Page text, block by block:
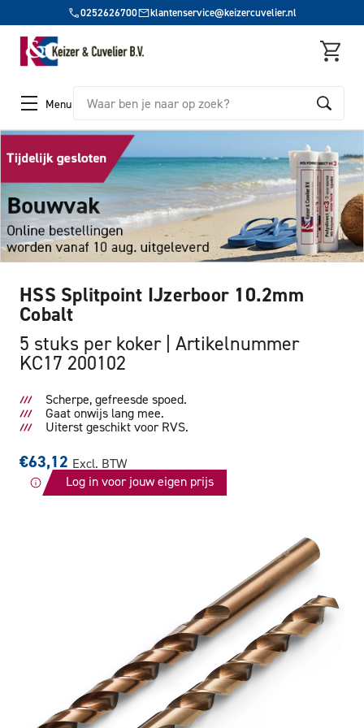
0252626700 klantenservice@keizercuvelier.nl
Menu Zoeken
HSS Splitpoint IJzerboor 10.2mm
Cobalt
5 stuks per koker Artikelnummer
KC17 200102
Scherpe, gefreesde spoed.
Gaat onwijs lang mee.
Uiterst geschikt voor RVS.
€63,12 Excl. BTW
Log in voor jouw eigen prijs